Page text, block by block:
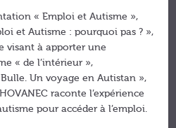
« Emploi et Autisme »,
et Autisme : pourquoi pas ? »,
visant à apporter une
« de l’intérieur »,
Un voyage en Autistan »,
raconte l’expérience
pour accéder à l’emploi.